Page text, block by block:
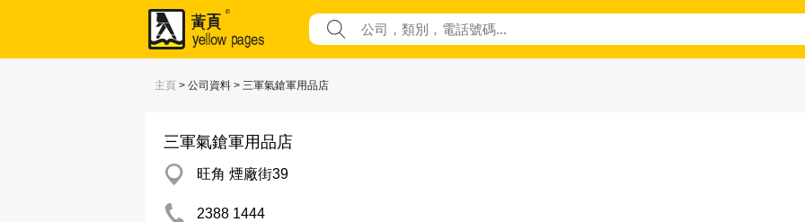
主頁 > 公司資料 > 三軍氣鎗軍用品店
三軍氣鎗軍用品店
旺角 煙廠街39
2388 1444